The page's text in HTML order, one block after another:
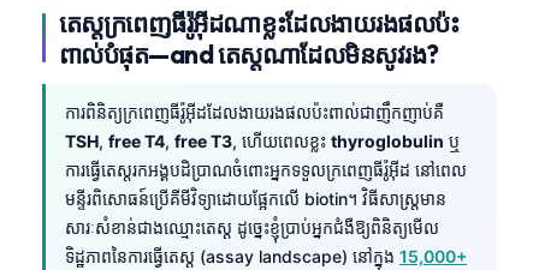
តេស្តក្រពេញធីរ៉ូអ៊ីដណាខ្លះដែលងាយរងផលប៉ះ
ពាល់បំផុត—and តេស្តណាដែលមិនសូវរង?
ការពិនិត្យក្រពេញធីរ៉ូអ៊ីដដែលងាយរងផលប៉ះពាល់ជាញឹកញាប់គឺ
TSH, free T4, free T3, ហើយពេលខ្លះ thyroglobulin ឬ
ការធ្វើតេស្តរកអង្គបដិប្រាណចំពោះអ្នកទទួលក្រពេញធីរ៉ូអ៊ីដ នៅពេល
មន្ទីរពិសោធន៍ប្រើគីមីវិទ្យាដោយផ្អែកលើ biotin។ វិធីសាស្ត្រមាន
សារៈសំខាន់ជាងឈ្មោះតេស្ត ដូច្នេះខ្ញុំប្រាប់អ្នកជំងឺឱ្យពិនិត្យមើល
ទិដ្ឋភាពនៃការធ្វើតេស្ត (assay landscape) នៅក្នុង 15,000+